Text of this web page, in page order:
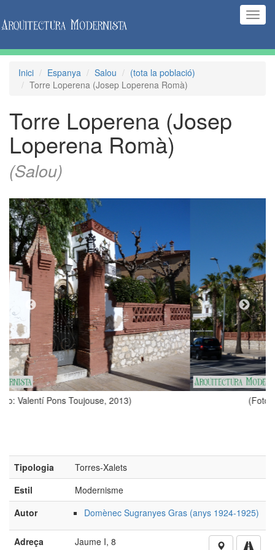
Inici Espanya Salou
(tota la població)
Torre Loperena (Josep Loperena Romà)
Torre Loperena (Josep
Loperena Romà)
(Salou)
(Foto: Valentí Pons Toujouse, 2013)
Tipologia
Torres-Xalets
Estil
Modernisme
Autor
Domènec Sugranyes Gras (anys 1924-1925)
Adreça Jaume I, 8